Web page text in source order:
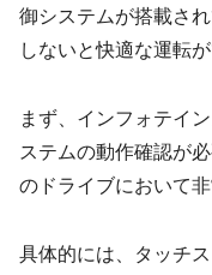
御システムが搭載さ
しないと快適な運転
まず、インフォテイ
ステムの動作確認が
のドライブにおいて
具体的には、タッチ